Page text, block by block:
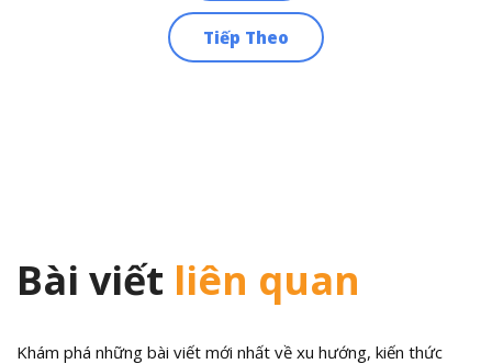
Tiếp Theo
Bài viết liên quan
Khám phá những bài viết mới nhất về xu hướng, kiến thức